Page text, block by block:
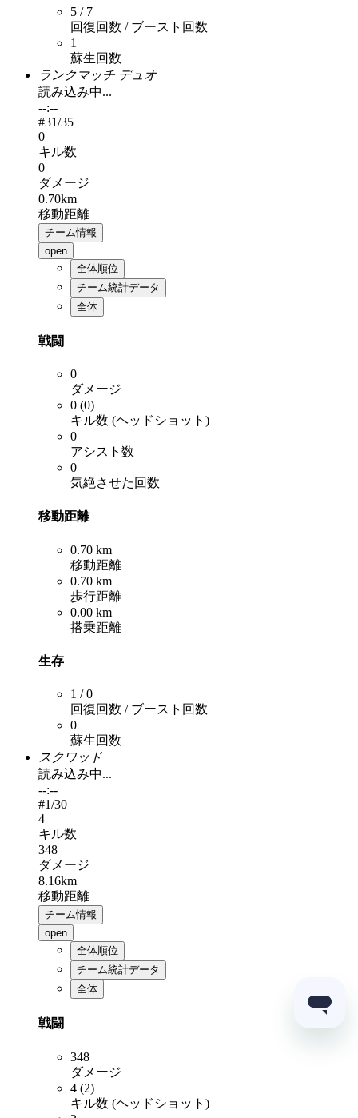
5 / 7
回復回数 / ブースト回数
1
蘇生回数
ランクマッチ デュオ
読み込み中...
--:--
#31/35
0
キル数
0
ダメージ
0.70km
移動距離
チーム情報
open
全体順位
チーム統計データ
全体
戦闘
0
ダメージ
0 (0)
キル数 (ヘッドショット)
0
アシスト数
0
気絶させた回数
移動距離
0.70 km
移動距離
0.70 km
歩行距離
0.00 km
搭乗距離
生存
1 / 0
回復回数 / ブースト回数
0
蘇生回数
スクワッド
読み込み中...
--:--
#1/30
4
キル数
348
ダメージ
8.16km
移動距離
チーム情報
open
全体順位
チーム統計データ
全体
戦闘
348
ダメージ
4 (2)
キル数 (ヘッドショット)